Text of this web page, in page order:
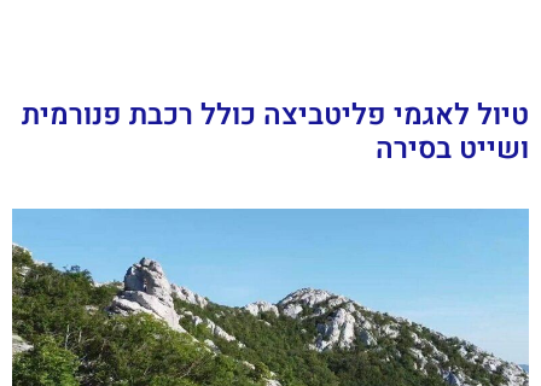
טיול לאגמי פליטביצה כולל רכבת פנורמית
ושייט בסירה